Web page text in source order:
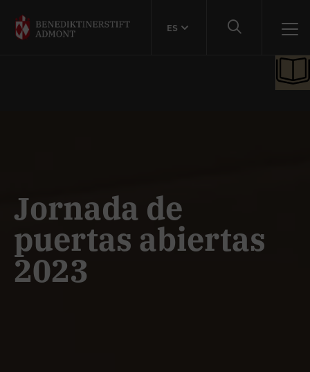
ES
Jornada de
puertas abiertas
2023